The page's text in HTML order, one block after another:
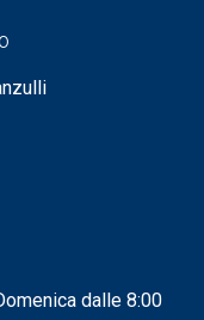
dalle 8:00